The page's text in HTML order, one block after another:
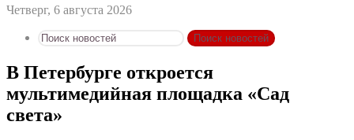
Четверг, 6 августа 2026
Поиск новостей
В Петербурге откроется
мультимедийная площадка «Сад
света»